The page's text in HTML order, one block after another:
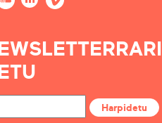
Harpidetu